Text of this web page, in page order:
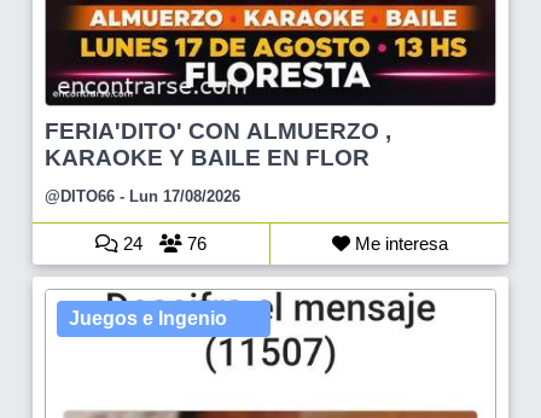
FERIA'DITO' CON ALMUERZO ,
KARAOKE Y BAILE EN FLOR
@DITO66 - Lun 17/08/2026
24 76 Me interesa
Juegos e Ingenio